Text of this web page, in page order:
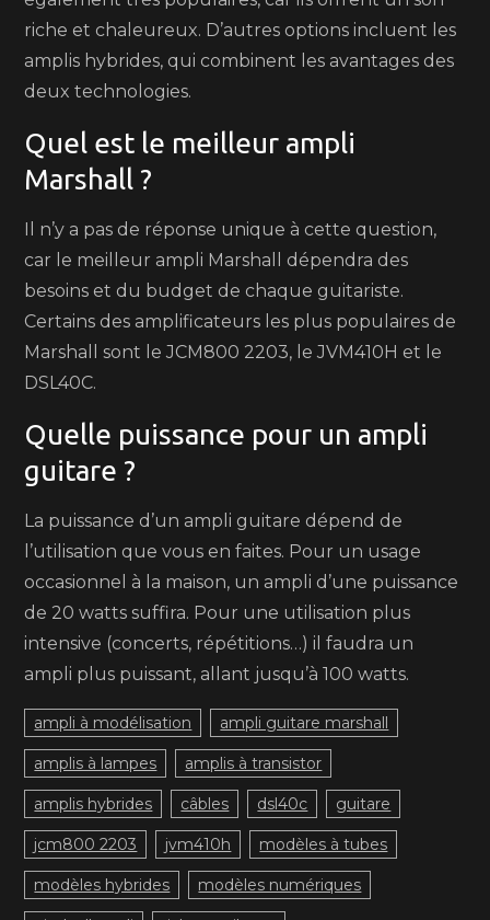
riche et chaleureux. D’autres options incluent les
amplis hybrides, qui combinent les avantages des
deux technologies.
Quel est le meilleur ampli
Marshall ?
Il n’y a pas de réponse unique à cette question,
car le meilleur ampli Marshall dépendra des
besoins et du budget de chaque guitariste.
Certains des amplificateurs les plus populaires de
Marshall sont le JCM800 2203, le JVM410H et le
DSL40C.
Quelle puissance pour un ampli
guitare ?
La puissance d’un ampli guitare dépend de
l’utilisation que vous en faites. Pour un usage
occasionnel à la maison, un ampli d’une puissance
de 20 watts suffira. Pour une utilisation plus
intensive (concerts, répétitions…) il faudra un
ampli plus puissant, allant jusqu’à 100 watts.
ampli à modélisation ampli guitare marshall
amplis à lampes amplis à transistor
amplis hybrides câbles dsl40c guitare
jcm800 2203 jvm410h modèles à tubes
modèles hybrides modèles numériques